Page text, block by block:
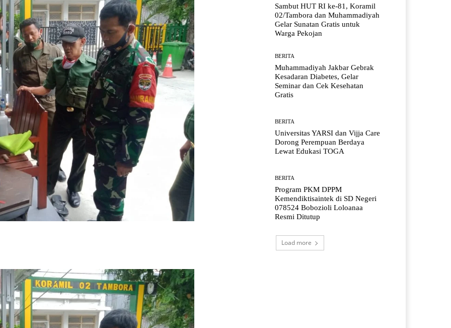
Sambut HUT RI ke-81, Koramil
02/Tambora dan Muhammadiyah
Gelar Sunatan Gratis untuk
Warga Pekojan
BERITA
Muhammadiyah Jakbar Gebrak
Kesadaran Diabetes, Gelar
Seminar dan Cek Kesehatan
Gratis
BERITA
Universitas YARSI dan Vijja Care
Dorong Perempuan Berdaya
Lewat Edukasi TOGA
BERITA
Program PKM DPPM
Kemendiktisaintek di SD Negeri
078524 Bobozioli Loloanaa
Resmi Ditutup
Load more